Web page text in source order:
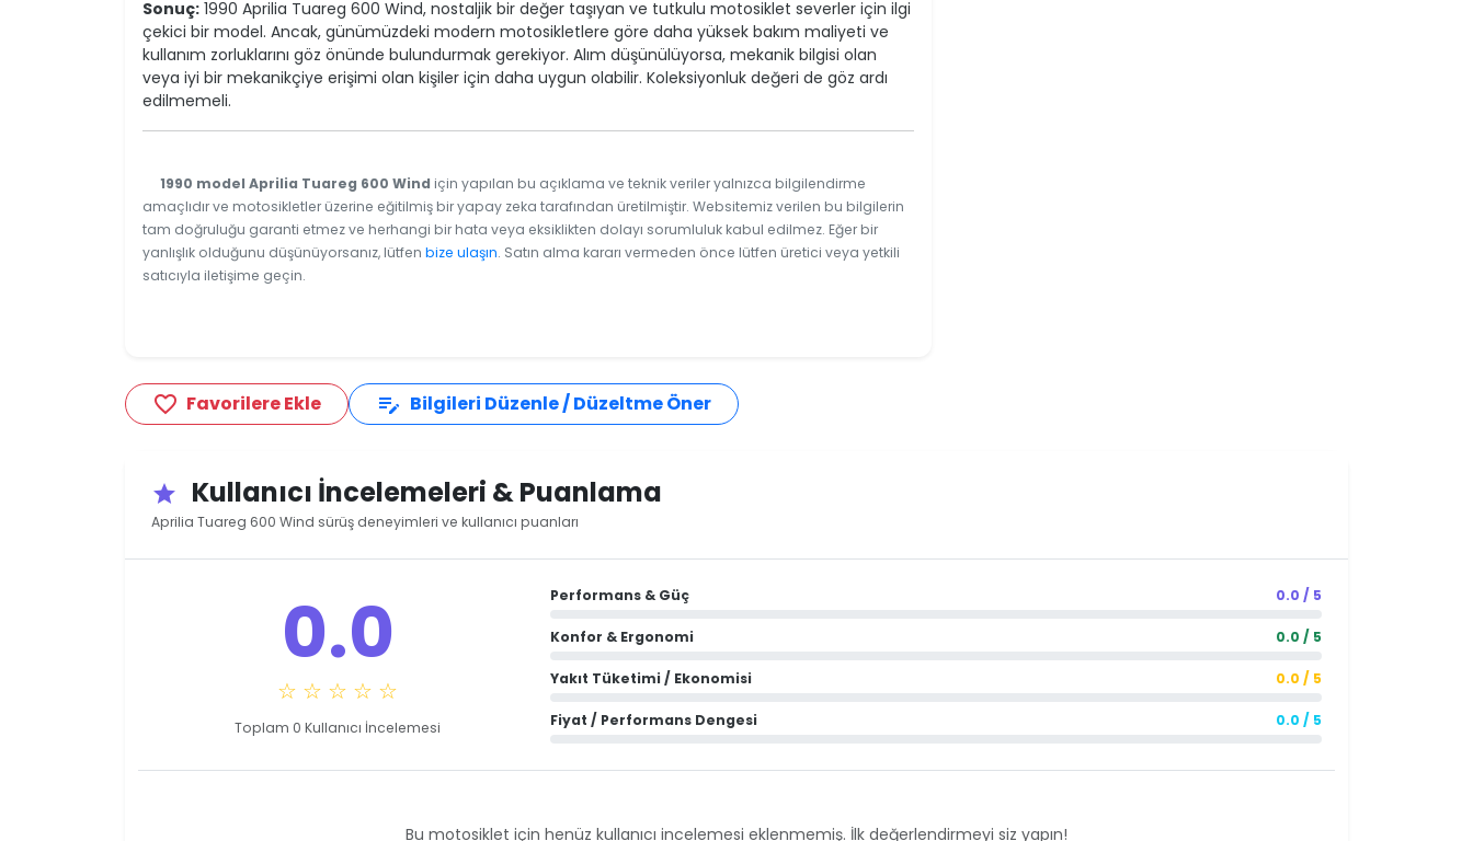
Sonuç: 1990 Aprilia Tuareg 600 Wind, nostaljik bir değer taşıyan ve tutkulu motosiklet severler için ilgi
çekici bir model. Ancak, günümüzdeki modern motosikletlere göre daha yüksek bakım maliyeti ve
kullanım zorluklarını göz önünde bulundurmak gerekiyor. Alım düşünülüyorsa, mekanik bilgisi olan
veya iyi bir mekanikçiye erişimi olan kişiler için daha uygun olabilir. Koleksiyonluk değeri de göz ardı
edilmemeli.
1990 model Aprilia Tuareg 600 Wind için yapılan bu açıklama ve teknik veriler yalnızca bilgilendirme
amaçlıdır ve motosikletler üzerine eğitilmiş bir yapay zeka tarafından üretilmiştir. Websitemiz verilen bu bilgilerin
tam doğruluğu garanti etmez ve herhangi bir hata veya eksiklikten dolayı sorumluluk kabul edilmez. Eğer bir
yanlışlık olduğunu düşünüyorsanız, lütfen bize ulaşın. Satın alma kararı vermeden önce lütfen üretici veya yetkili
satıcıyla iletişime geçin.
favorite_border Favorilere Ekle edit_note Bilgileri Düzenle / Düzeltme Öner
star Kullanıcı İncelemeleri & Puanlama
Aprilia Tuareg 600 Wind sürüş deneyimleri ve kullanıcı puanları
0.0
☆ ☆ ☆ ☆ ☆
Toplam 0 Kullanıcı İncelemesi
Performans & Güç 0.0 / 5
Konfor & Ergonomi 0.0 / 5
Yakıt Tüketimi / Ekonomisi 0.0 / 5
Fiyat / Performans Dengesi 0.0 / 5
Bu motosiklet için henüz kullanıcı incelemesi eklenmemiş. İlk değerlendirmeyi siz yapın!